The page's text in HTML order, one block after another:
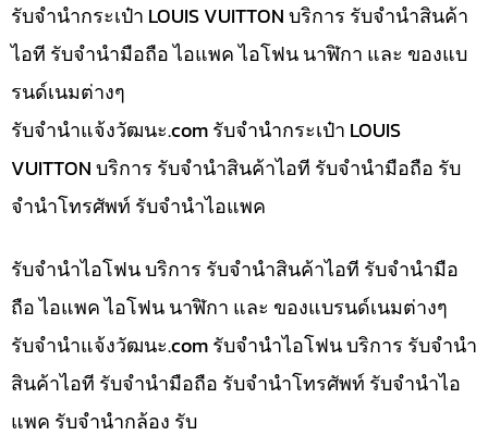
รับจำนำกระเป๋า LOUIS VUITTON บริการ รับจำนำสินค้า
ไอที รับจำนำมือถือ ไอแพค ไอโฟน นาฬิกา และ ของแบ
รนด์เนมต่างๆ
รับจํานําแจ้งวัฒนะ.com รับจำนำกระเป๋า LOUIS
VUITTON บริการ รับจำนำสินค้าไอที รับจำนำมือถือ รับ
จำนำโทรศัพท์ รับจำนำไอแพค
รับจำนำไอโฟน บริการ รับจำนำสินค้าไอที รับจำนำมือ
ถือ ไอแพค ไอโฟน นาฬิกา และ ของแบรนด์เนมต่างๆ
รับจํานําแจ้งวัฒนะ.com รับจำนำไอโฟน บริการ รับจำนำ
สินค้าไอที รับจำนำมือถือ รับจำนำโทรศัพท์ รับจำนำไอ
แพค รับจำนำกล้อง รับ